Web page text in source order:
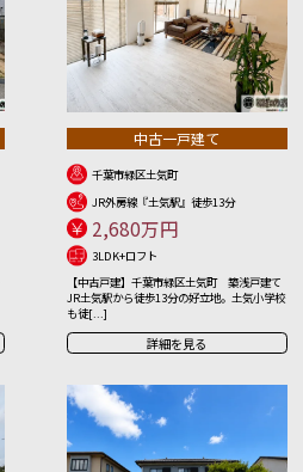
中古一戸建て
千葉市緑区土気町
JR外房線『土気駅』徒歩13分
2,680万円
3LDK+ロフト
【中古戸建】千葉市緑区土気町 築浅戸建て
JR土気駅から徒歩13分の好立地。土気小学校
も徒[...]
詳細を見る